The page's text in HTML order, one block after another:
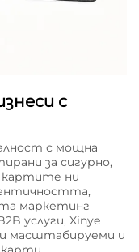
с
с мощна
за сигурно,
картите ни
маркетинг
услуги, Xinye
масштабируеми и